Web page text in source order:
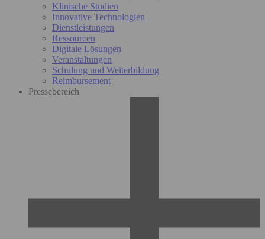
Klinische Studien
Innovative Technologien
Dienstleistungen
Ressourcen
Digitale Lösungen
Veranstaltungen
Schulung und Weiterbildung
Reimbursement
Pressebereich